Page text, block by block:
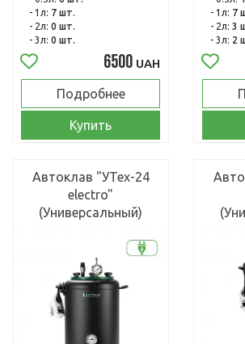
- 1л: 7 шт.
- 2л: 0 шт.
- 3л: 0 шт.
6500 UAH
Подробнее
Купить
- 1л: 7
- 2л: 3
- 3л: 2
Автоклав "УТех-24
electro"
(Универсальный)